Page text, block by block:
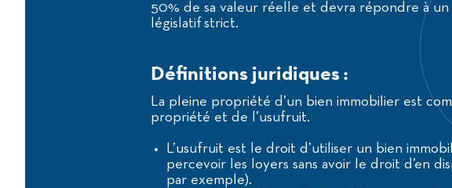
50% de sa valeur réelle et devra répondre à un
législatif strict.
Définitions juridiques :
La pleine propriété d’un bien immobilier est
propriété et de l’usufruit.
L’usufruit est le droit d’utiliser un bien
percevoir les loyers sans avoir le droit d’en
par exemple).